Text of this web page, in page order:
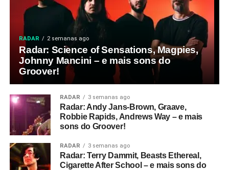
RADAR 2 semanas ago
Radar: Science of Sensations, Magpies,
Johnny Mancini – e mais sons do
Groover!
RADAR 3 semanas ago
Radar: Andy Jans-Brown, Graave,
Robbie Rapids, Andrews Way – e mais
sons do Groover!
RADAR 3 semanas ago
Radar: Terry Dammit, Beasts Ethereal,
Cigarette After School – e mais sons do